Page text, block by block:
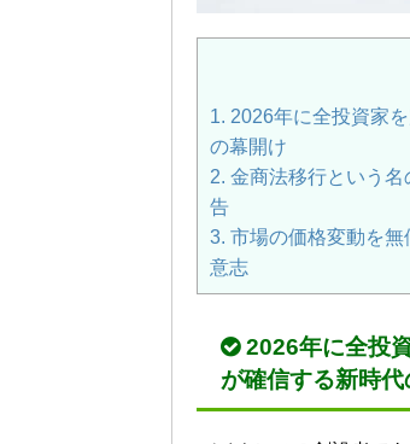
1. 2026年に全投資家
の幕開け
2. 金商法移行という
告
3. 市場の価格変動を
意志
2026年に全投
が確信する新時